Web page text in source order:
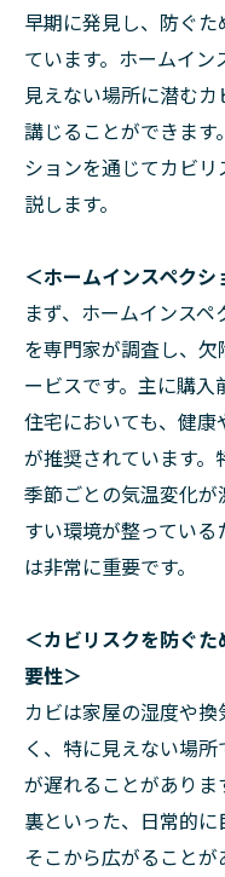
早期に発見し、防ぐ
ています。ホームイン
見えない場所に潜む
講じることができます
ションを通じてカビ
説します。
＜ホームインスペクシ
まず、ホームインス
を専門家が調査し、
ービスです。主に購
住宅においても、健
が推奨されています。
季節ごとの気温変化
すい環境が整ってい
は非常に重要です。
＜カビリスクを防ぐ
要性＞
カビは家屋の湿度や
く、特に見えない場
が遅れることがあり
裏といった、日常的に
そこから広がることが